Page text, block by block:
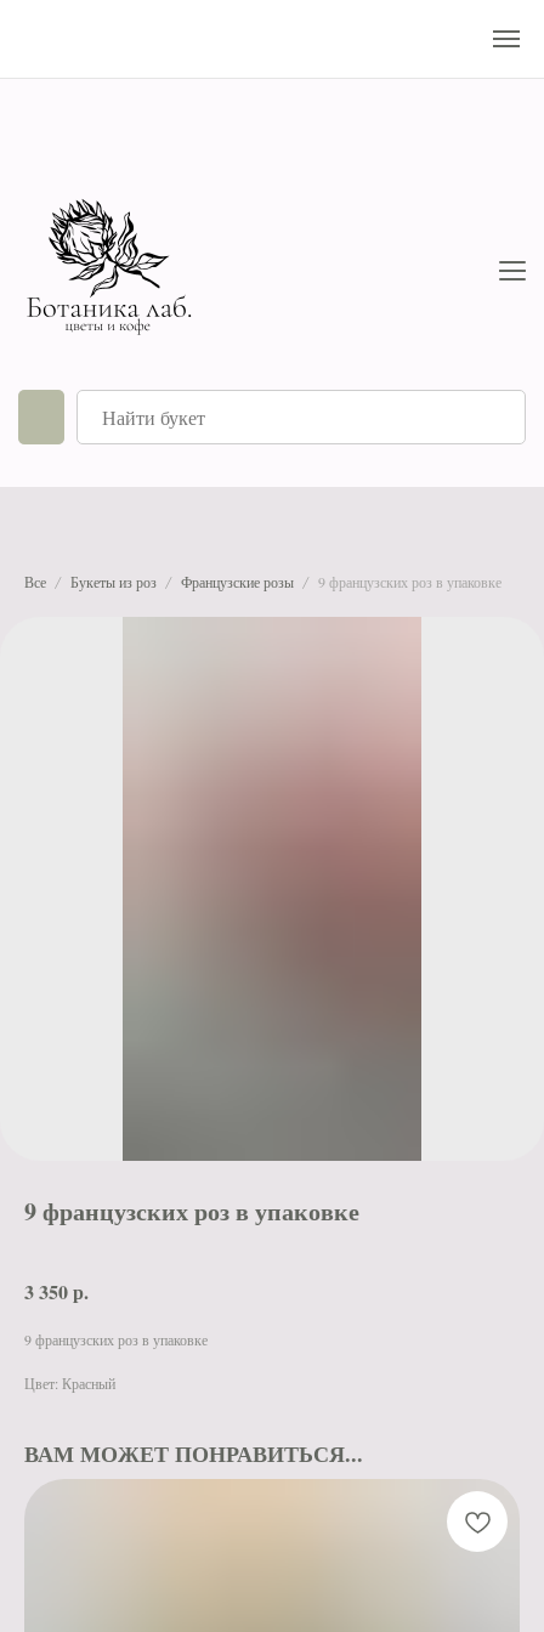
Все Букеты из роз Французские розы 9 французских роз в упаковке
9 французских роз в упаковке
3 350р.
9 французских роз в упаковке
Цвет: Красный
ВАМ МОЖЕТ ПОНРАВИТЬСЯ...